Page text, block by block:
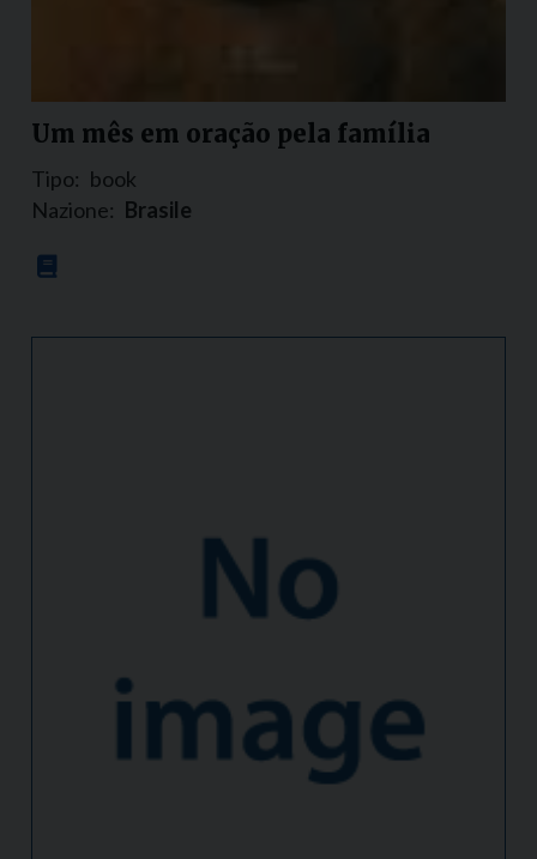
Um mês em oração pela família
Tipo: book
Nazione: Brasile